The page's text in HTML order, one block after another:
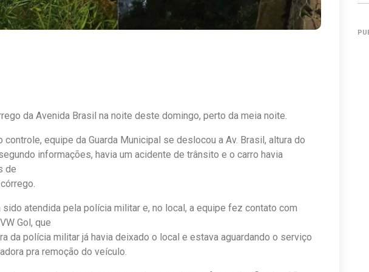
da Avenida Brasil na noite deste domingo, perto da meia noite.
controle, equipe da Guarda Municipal se deslocou a Av. Brasil, altura do
informações, havia um acidente de trânsito e o carro havia
de
sido atendida pela polícia militar e, no local, a equipe fez contato com
Gol, que
da polícia militar já havia deixado o local e estava aguardando o serviço
pra remoção do veículo.